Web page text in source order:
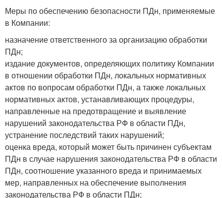
Меры по обеспечению безопасности ПДн, применяемые
в Компании:
назначение ответственного за организацию обработки
ПДн;
издание документов, определяющих политику Компании
в отношении обработки ПДн, локальных нормативных
актов по вопросам обработки ПДн, а также локальных
нормативных актов, устанавливающих процедуры,
направленные на предотвращение и выявление
нарушений законодательства РФ в области ПДн,
устранение последствий таких нарушений;
оценка вреда, который может быть причинен субъектам
ПДн в случае нарушения законодательства РФ в области
ПДн, соотношение указанного вреда и принимаемых
мер, направленных на обеспечение выполнения
законодательства РФ в области ПДн;